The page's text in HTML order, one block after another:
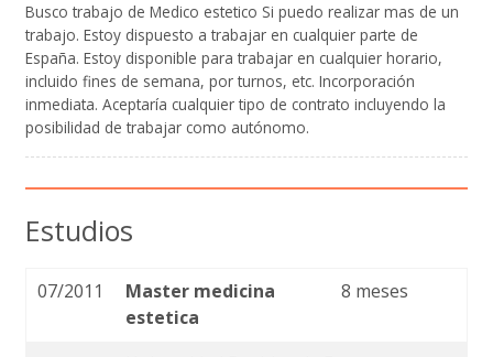
Busco trabajo de Medico estetico Si puedo realizar mas de un
trabajo. Estoy dispuesto a trabajar en cualquier parte de
España. Estoy disponible para trabajar en cualquier horario,
incluido fines de semana, por turnos, etc. Incorporación
inmediata. Aceptaría cualquier tipo de contrato incluyendo la
posibilidad de trabajar como autónomo.
Estudios
07/2011
Master medicina
estetica
8 meses